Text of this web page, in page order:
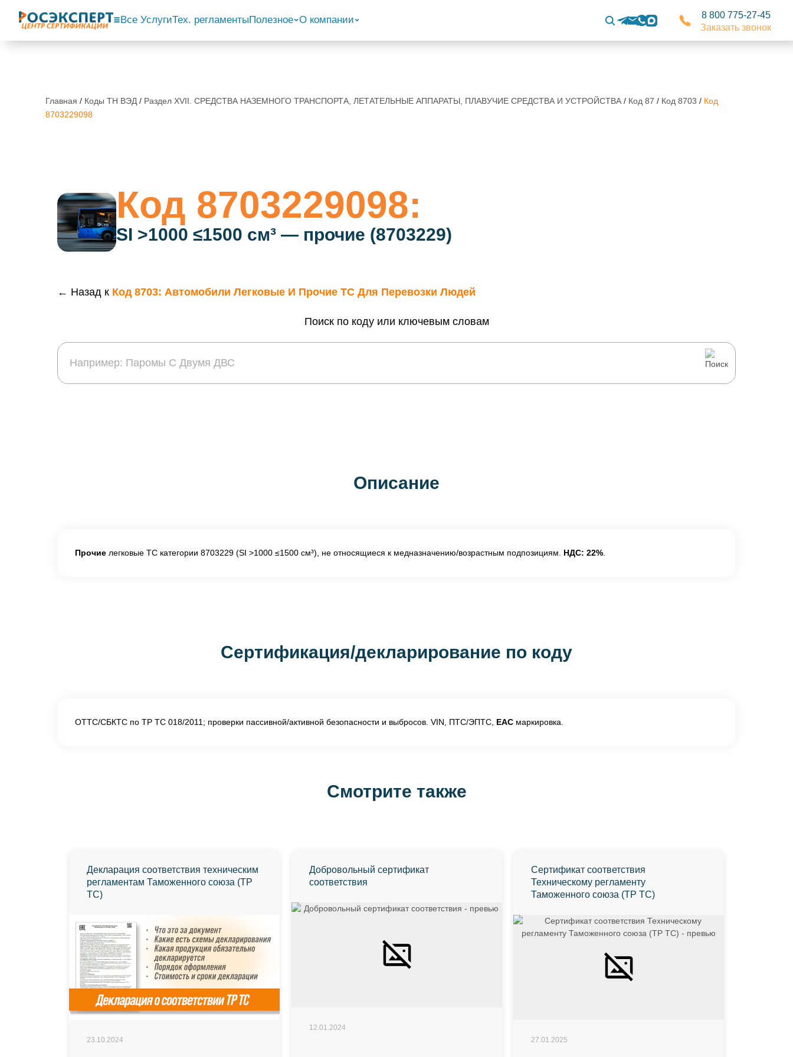
Все УслугиТех. регламенты Полезное О компании
8 800 775-27-45
Заказать звонок
Главная / Коды ТН ВЭД / Раздел XVII. СРЕДСТВА НАЗЕМНОГО ТРАНСПОРТА, ЛЕТАТЕЛЬНЫЕ АППАРАТЫ, ПЛАВУЧИЕ СРЕДСТВА И УСТРОЙСТВА / Код 87 / Код 8703 / Код
8703229098
Код 8703229098:
SI >1000 ≤1500 см³ — прочие (8703229)
← Назад к Код 8703: Автомобили Легковые И Прочие ТС Для Перевозки Людей
Поиск по коду или ключевым словам
Описание
Прочие легковые ТС категории 8703229 (SI >1000 ≤1500 см³), не относящиеся к медназначению/возрастным подпозициям. НДС: 22%
Сертификация/декларирование по коду
ОТТС/СБКТС по ТР ТС 018/2011; проверки пассивной/активной безопасности и выбросов. VIN, ПТС/ЭПТС, EAC маркировка.
Смотрите также
Декларация соответствия техническим
регламентам Таможенного союза (ТР
ТС)
23.10.2024
Добровольный сертификат
соответствия
12.01.2024
Сертификат соответствия
Техническому регламенту
Таможенного союза (ТР ТС)
27.01.2025